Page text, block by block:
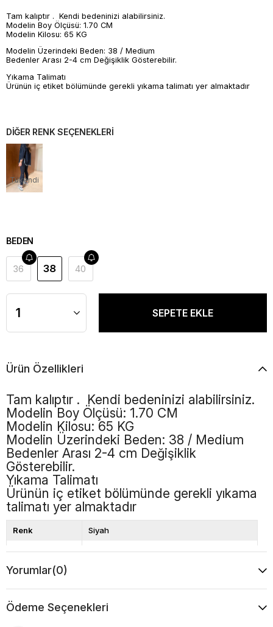
Tam kalıptır . Kendi bedeninizi alabilirsiniz.
Modelin Boy Ölçüsü: 1.70 CM
Modelin Kilosu: 65 KG
Modelin Üzerindeki Beden: 38 / Medium
Bedenler Arası 2-4 cm Değişiklik Gösterebilir.
Yıkama Talimatı
Ürünün iç etiket bölümünde gerekli yıkama talimatı yer almaktadır
DİĞER RENK SEÇENEKLERİ
Tükendi
BEDEN
36 38 40
Ürün Özellikleri
Tam kalıptır . Kendi bedeninizi alabilirsiniz.
Modelin Boy Ölçüsü: 1.70 CM
Modelin Kilosu: 65 KG
Modelin Üzerindeki Beden: 38 / Medium
Bedenler Arası 2-4 cm Değişiklik
Gösterebilir.
Yıkama Talimatı
Ürünün iç etiket bölümünde gerekli yıkama
talimatı yer almaktadır
Renk Siyah
Boy Uzun
Desen
Yorumlar(0)
Ödeme Seçenekleri